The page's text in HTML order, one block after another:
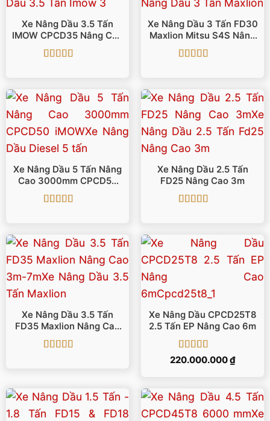
Xe Nâng Dầu 3.5 Tấn
IMOW CPCD35 Nâng Cao
3m-8m
Xe Nâng Dầu 3 Tấn FD30
Maxlion Mitsu S4S Nâng
Cao 3m – 6m
Xe Nâng Dầu 5 Tấn Nâng
Cao 3000mm CPCD50
IMOW
Xe Nâng Dầu 2.5 Tấn
FD25 Nâng Cao 3m
Xe Nâng Dầu 3.5 Tấn
FD35 Maxlion Nâng Cao
3m-7m
Xe Nâng Dầu CPCD25T8
2.5 Tấn EP Nâng Cao 6m
Được xếp
220.000.000₫